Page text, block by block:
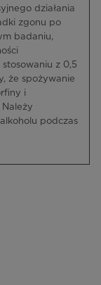
działania
zgonu po
badaniu,
z 0,5
że spożywanie
i
podczas